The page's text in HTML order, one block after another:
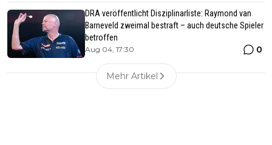
DRA veröffentlicht Disziplinarliste: Raymond van
Barneveld zweimal bestraft – auch deutsche Spieler
betroffen
Aug 04, 17:30 0
Mehr Artikel